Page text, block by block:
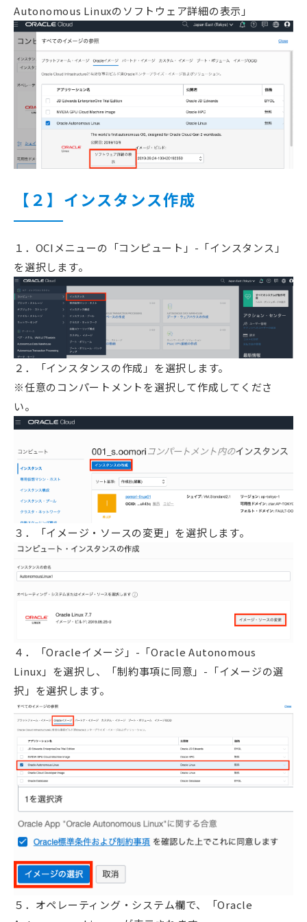
Autonomous Linuxのソフトウェア詳細の表示」
【２】インスタンス作成
１．OCIメニューの「コンピュート」-「インスタンス」
を選択します。
２．「インスタンスの作成」を選択します。
※任意のコンパートメントを選択して作成してくださ
い。
３．「イメージ・ソースの変更」を選択します。
４．「Oracleイメージ」-「Oracle Autonomous
Linux」を選択し、「制約事項に同意」-「イメージの選
択」を選択します。
５．オペレーティング・システム欄で、「Oracle